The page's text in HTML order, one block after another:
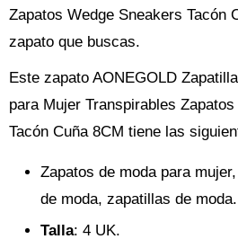
Zapatos Wedge Sneakers Tacón
zapato que buscas.
Este zapato AONEGOLD
para Mujer Transpirables
Tacón Cuña 8CM tiene las
Zapatos de moda para
de moda, zapatillas de moda.
Talla: 4 UK.